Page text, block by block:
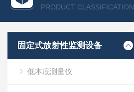
PRODUCT CLASSIFICATION
固定式放射性监测设备
低本底测量仪